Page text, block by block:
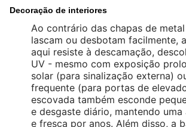
Decoração de interiores
Ao contrário das chapas de
lascam ou desbotam facilmente,
aqui resiste à descamação,
UV - mesmo com exposição
solar (para sinalização externa)
frequente (para portas de
escovada também esconde
e desgaste diário, mantendo uma
e fresca por anos. Além disso, a